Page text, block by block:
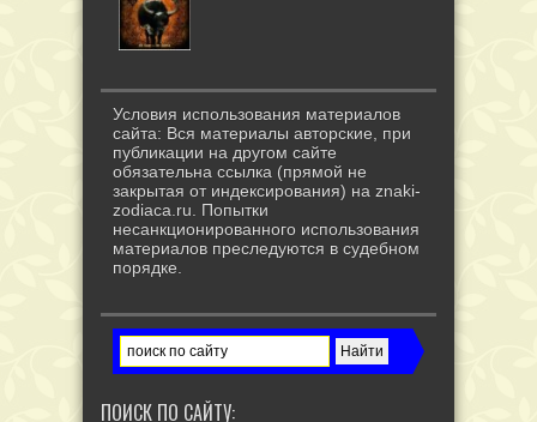
Условия использования материалов
сайта: Вся материалы авторские, при
публикации на другом сайте
обязательна ссылка (прямой не
закрытая от индексирования) на znaki-
zodiaca.ru. Попытки
несанкционированного использования
материалов преследуются в судебном
порядке.
ПОИСК ПО САЙТУ: